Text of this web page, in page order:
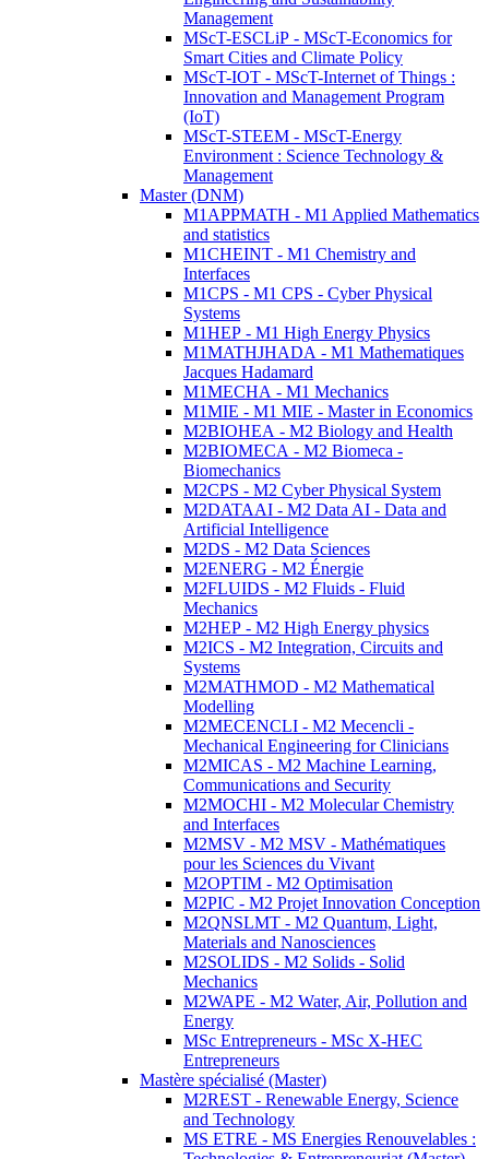
Management
MScT-ESCLiP - MScT-Economics for
Smart Cities and Climate Policy
MScT-IOT - MScT-Internet of Things :
Innovation and Management Program
(IoT)
MScT-STEEM - MScT-Energy
Environment : Science Technology &
Management
Master (DNM)
M1APPMATH - M1 Applied Mathematics
and statistics
M1CHEINT - M1 Chemistry and
Interfaces
M1CPS - M1 CPS - Cyber Physical
Systems
M1HEP - M1 High Energy Physics
M1MATHJHADA - M1 Mathematiques
Jacques Hadamard
M1MECHA - M1 Mechanics
M1MIE - M1 MIE - Master in Economics
M2BIOHEA - M2 Biology and Health
M2BIOMECA - M2 Biomeca -
Biomechanics
M2CPS - M2 Cyber Physical System
M2DATAAI - M2 Data AI - Data and
Artificial Intelligence
M2DS - M2 Data Sciences
M2ENERG - M2 Énergie
M2FLUIDS - M2 Fluids - Fluid
Mechanics
M2HEP - M2 High Energy physics
M2ICS - M2 Integration, Circuits and
Systems
M2MATHMOD - M2 Mathematical
Modelling
M2MECENCLI - M2 Mecencli -
Mechanical Engineering for Clinicians
M2MICAS - M2 Machine Learning,
Communications and Security
M2MOCHI - M2 Molecular Chemistry
and Interfaces
M2MSV - M2 MSV - Mathématiques
pour les Sciences du Vivant
M2OPTIM - M2 Optimisation
M2PIC - M2 Projet Innovation Conception
M2QNSLMT - M2 Quantum, Light,
Materials and Nanosciences
M2SOLIDS - M2 Solids - Solid
Mechanics
M2WAPE - M2 Water, Air, Pollution and
Energy
MSc Entrepreneurs - MSc X-HEC
Entrepreneurs
Mastère spécialisé (Master)
M2REST - Renewable Energy, Science
and Technology
MS ETRE - MS Energies Renouvelables :